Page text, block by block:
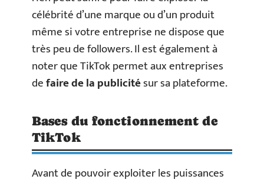
célébrité d’une marque ou d’un produit
même si votre entreprise ne dispose que
très peu de followers. Il est également à
noter que TikTok permet aux entreprises
defaire de la publicitésur sa plateforme.
Bases du fonctionnement de
TikTok
Avant de pouvoir exploiter les puissances